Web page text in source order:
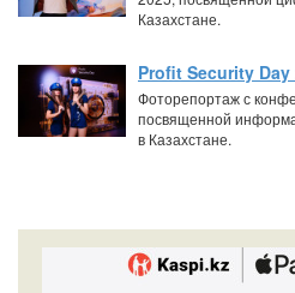
Казахстане.
Profit Security Day
Фоторепортаж с
посвященной
в Казахстане.